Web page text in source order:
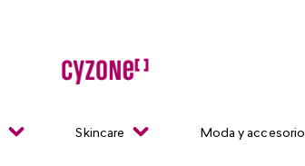
Skincare Moda y